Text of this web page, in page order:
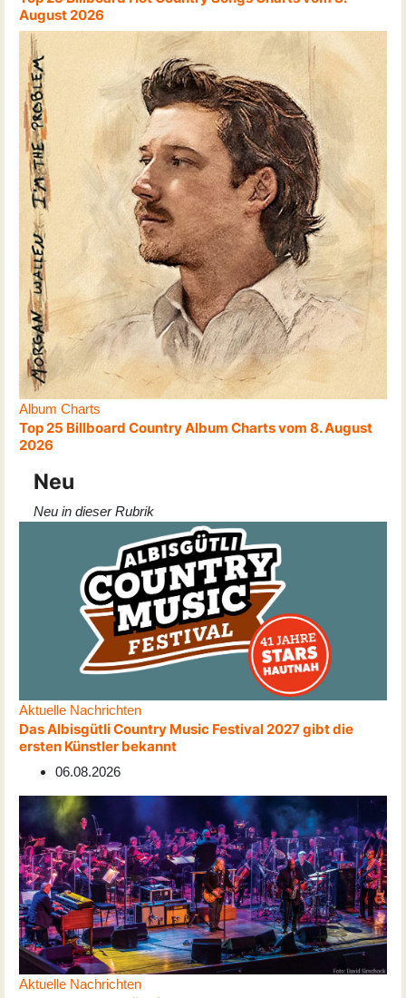
August 2026
Album Charts
Top 25 Billboard Country Album Charts vom 8. August
2026
Neu
Neu in dieser Rubrik
Aktuelle Nachrichten
Das Albisgütli Country Music Festival 2027 gibt die
ersten Künstler bekannt
06.08.2026
Aktuelle Nachrichten